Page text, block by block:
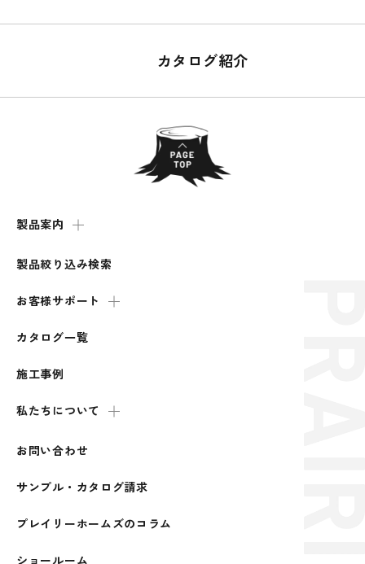
カタログ紹介
製品案内
製品絞り込み検索
お客様サポート
カタログ一覧
施工事例
私たちについて
お問い合わせ
サンプル・カタログ請求
プレイリーホームズのコラム
ショールーム